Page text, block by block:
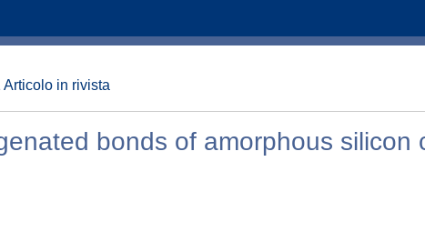
Articolo in rivista
bonds of amorphous silicon